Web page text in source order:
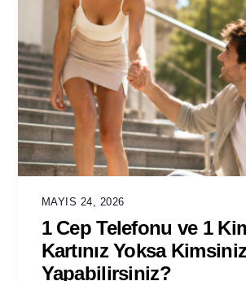
MAYIS 24, 2026
1 Cep Telefonu ve 1
Kartınız Yoksa
Yapabilirsiniz?